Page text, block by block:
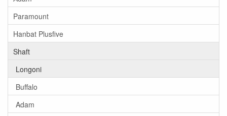
Paramount
Hanbat Plusfive
Shaft
Longoni
Buffalo
Adam